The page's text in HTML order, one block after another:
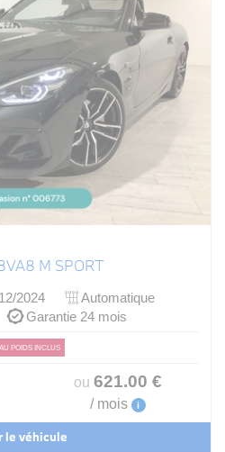
M SPORT
12/2024
Automatique
Garantie 24 mois
POIDS INCLUS
ou 621.00 €
/ mois i
le véhicule